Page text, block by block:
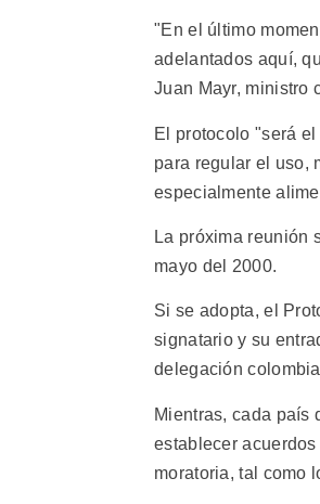
"En el último
adelantados aquí,
Juan Mayr, ministro
El protocolo "será
para regular el uso,
especialmente
La próxima reunión
mayo del 2000.
Si se adopta, el
signatario y su
delegación
Mientras, cada país
establecer
moratoria, tal como